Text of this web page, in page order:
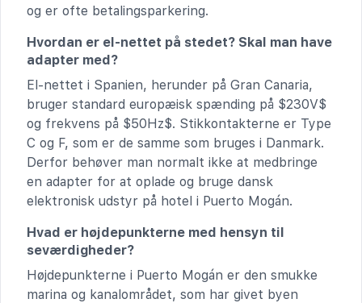
og er ofte betalingsparkering.
Hvordan er el-nettet på stedet? Skal man have
adapter med?
El-nettet i Spanien, herunder på Gran Canaria,
bruger standard europæisk spænding på $230V$
og frekvens på $50Hz$. Stikkontakterne er Type
C og F, som er de samme som bruges i Danmark.
Derfor behøver man normalt ikke at medbringe
en adapter for at oplade og bruge dansk
elektronisk udstyr på hotel i Puerto Mogán.
Hvad er højdepunkterne med hensyn til
seværdigheder?
Højdepunkterne i Puerto Mogán er den smukke
marina og kanalområdet, som har givet byen